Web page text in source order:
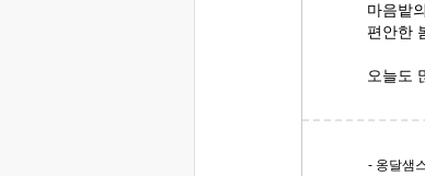
마음밭
편안한
오늘도
- 옹달샘